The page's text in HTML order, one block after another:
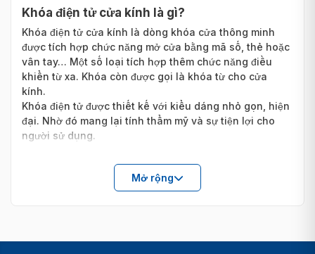
Khóa điện tử cửa kính là gì?
Khóa điện tử cửa kính là dòng khóa cửa thông minh
được tích hợp chức năng mở cửa bằng mã số, thẻ hoặc
vân tay… Một số loại tích hợp thêm chức năng điều
khiển từ xa. Khóa còn được gọi là khóa từ cho cửa
kính.
Khóa điện tử được thiết kế với kiểu dáng nhỏ gọn, hiện
đại. Nhờ đó mang lại tính thẩm mỹ và sự tiện lợi cho
người sử dụng.
Mở rộng